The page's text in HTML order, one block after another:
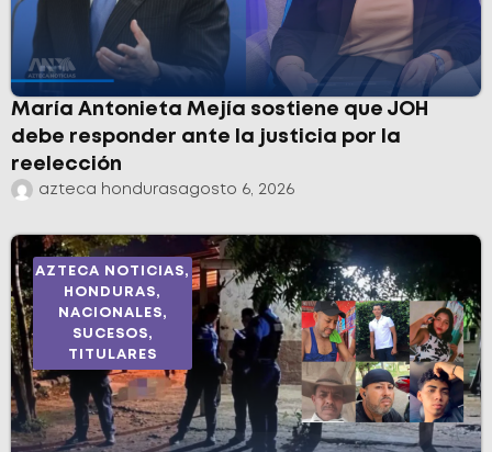
María Antonieta Mejía sostiene que JOH
debe responder ante la justicia por la
reelección
azteca hondurasagosto 6, 2026
AZTECA NOTICIAS,
HONDURAS,
NACIONALES,
SUCESOS,
TITULARES